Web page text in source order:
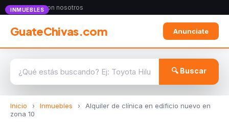
Anunciate con nosotros
GuateChivas.com Anunciate
🔍 Buscar
Inicio › Inmuebles ›
Alquiler de clínica en edificio nuevo en
zona 10
INMUEBLES